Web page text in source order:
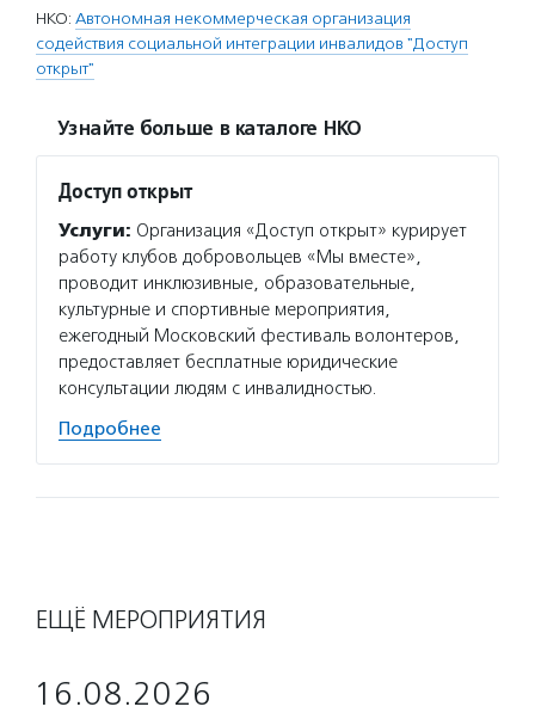
НКО: Автономная некоммерческая организация
содействия социальной интеграции инвалидов "Доступ
открыт"
Узнайте больше в каталоге НКО
Доступ открыт
Услуги: Организация «Доступ открыт» курирует
работу клубов добровольцев «Мы вместе»,
проводит инклюзивные, образовательные,
культурные и спортивные мероприятия,
ежегодный Московский фестиваль волонтеров,
предоставляет бесплатные юридические
консультации людям с инвалидностью.
Подробнее
ЕЩЁ МЕРОПРИЯТИЯ
16.08.2026